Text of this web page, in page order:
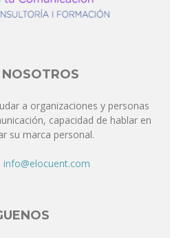
a organizaciones y personas
capacidad de hablar en
su marca personal.
info@elocuent.com